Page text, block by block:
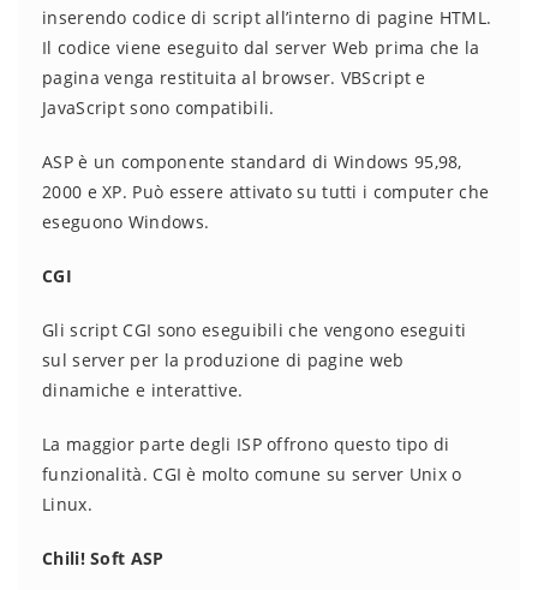
inserendo codice di script all’interno di pagine HTML.
Il codice viene eseguito dal server Web prima che la
pagina venga restituita al browser. VBScript e
JavaScript sono compatibili.
ASP è un componente standard di Windows 95,98,
2000 e XP. Può essere attivato su tutti i computer che
eseguono Windows.
CGI
Gli script CGI sono eseguibili che vengono eseguiti
sul server per la produzione di pagine web
dinamiche e interattive.
La maggior parte degli ISP offrono questo tipo di
funzionalità. CGI è molto comune su server Unix o
Linux.
Chili! Soft ASP